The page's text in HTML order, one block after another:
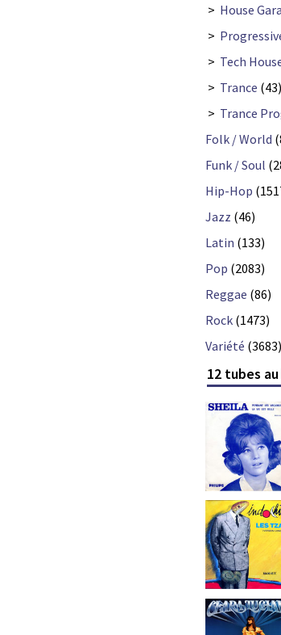
> House
>
> Tech
> Trance (43)
> Trance
Folk / World
Funk / Soul
Hip-Hop
Jazz (46)
Latin (133)
Pop (2083)
Reggae (86)
Rock (1473)
Variété (3683)
12 tubes